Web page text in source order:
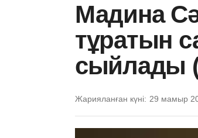
Мадина
тұратын
сыйлады
Жарияланған күні: 29 мамыр